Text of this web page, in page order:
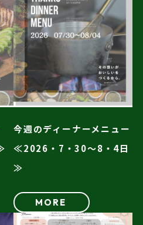
今週のディーナーメニュー
≪2026・7・30～8・4日
≫
MORE